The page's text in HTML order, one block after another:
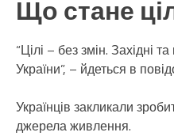
Що стане
“Цілі – без змін. Західні
України”, – йдеться в
Українців закликали
джерела живлення.